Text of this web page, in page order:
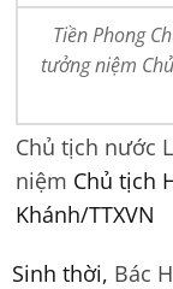
Tiền Phong
tưởng niệm
Chủ tịch nước
niệm Chủ tịch
Khánh/TTXVN
Sinh thời, Bác